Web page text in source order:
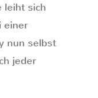
leiht sich
einer
nun selbst
jeder